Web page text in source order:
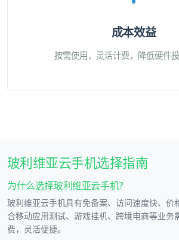
成本效益
按需使用，灵活计费，降低硬件投
玻利维亚云手机选择指南
为什么选择玻利维亚云手机？
玻利维亚云手机具有免备案、访问速度快、价
合移动应用测试、游戏挂机、跨境电商等业务
费，灵活便捷。